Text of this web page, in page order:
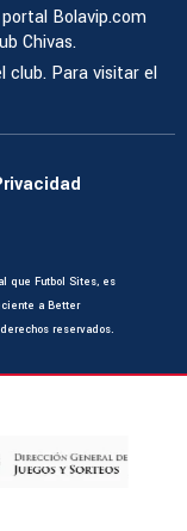
Bolavip.com
Chivas.
club. Para visitar el
que Futbol Sites, es
a Better
reservados.